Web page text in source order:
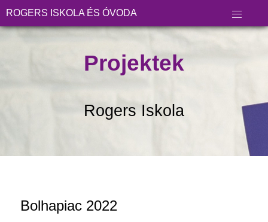
ROGERS ISKOLA ÉS ÓVODA
Projektek
Rogers Iskola
Bolhapiac 2022